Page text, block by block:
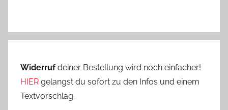
Widerrufdeiner Bestellung wird noch einfacher!
HIER gelangst du sofort zu den Infos und einem
Textvorschlag.